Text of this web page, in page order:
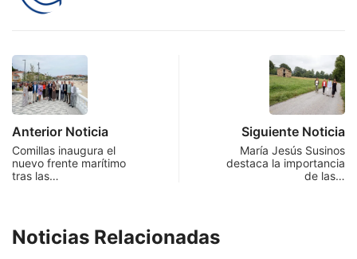
Anterior Noticia
Comillas inaugura el
nuevo frente marítimo
tras las…
Siguiente Noticia
María Jesús Susinos
destaca la importancia
de las…
Noticias Relacionadas